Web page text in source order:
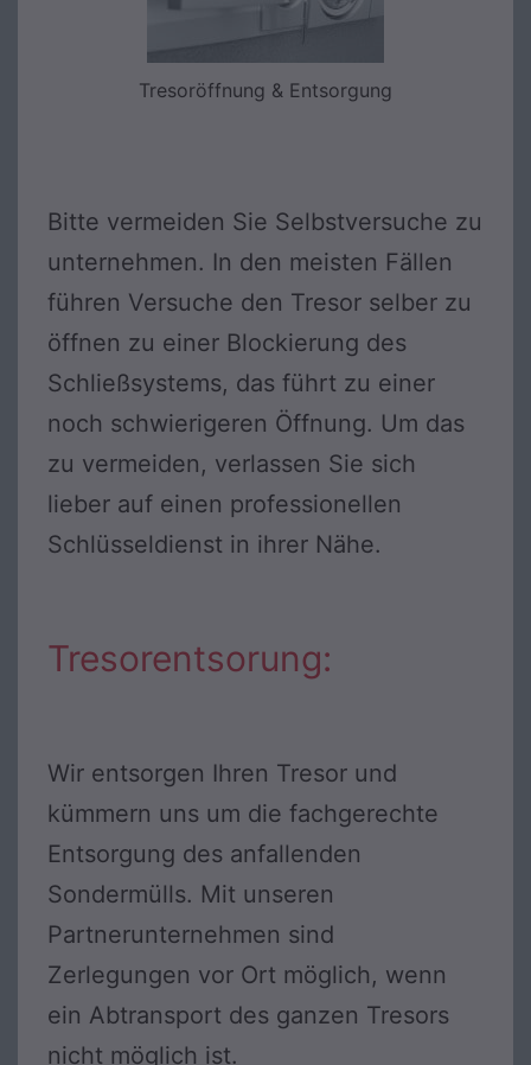
Tresoröffnung & Entsorgung
Bitte vermeiden Sie Selbstversuche zu
unternehmen. In den meisten Fällen
führen Versuche den Tresor selber zu
öffnen zu einer Blockierung des
Schließsystems, das führt zu einer
noch schwierigeren Öffnung. Um das
zu vermeiden, verlassen Sie sich
lieber auf einen professionellen
Schlüsseldienst in ihrer Nähe.
Tresorentsorung:
Wir entsorgen Ihren Tresor und
kümmern uns um die fachgerechte
Entsorgung des anfallenden
Sondermülls. Mit unseren
Partnerunternehmen sind
Zerlegungen vor Ort möglich, wenn
ein Abtransport des ganzen Tresors
nicht möglich ist.